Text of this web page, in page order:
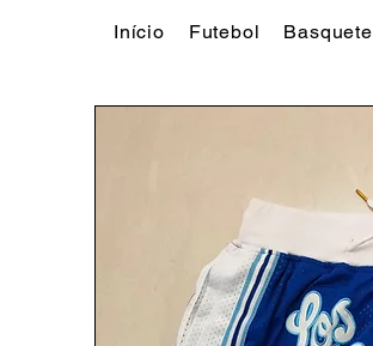
Início Futebol Basquete